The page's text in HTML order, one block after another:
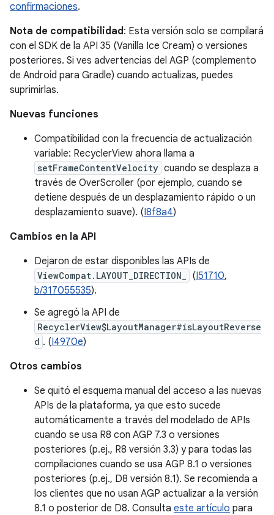
confirmaciones.
Nota de compatibilidad: Esta versión solo se compilará
con el SDK de la API 35 (Vanilla Ice Cream) o versiones
posteriores. Si ves advertencias del AGP (complemento
de Android para Gradle) cuando actualizas, puedes
suprimirlas.
Nuevas funciones
Compatibilidad con la frecuencia de actualización
variable: RecyclerView ahora llama a
setFrameContentVelocity cuando se desplaza a
través de OverScroller (por ejemplo, cuando se
detiene después de un desplazamiento rápido o un
desplazamiento suave). (I8f8a4)
Cambios en la API
Dejaron de estar disponibles las APIs de
ViewCompat.LAYOUT_DIRECTION_ (I51710,
b/317055535).
Se agregó la API de
RecyclerView$LayoutManager#isLayoutReverse
d . (I4970e)
Otros cambios
Se quitó el esquema manual del acceso a las nuevas
APIs de la plataforma, ya que esto sucede
automáticamente a través del modelado de APIs
cuando se usa R8 con AGP 7.3 o versiones
posteriores (p.ej., R8 versión 3.3) y para todas las
compilaciones cuando se usa AGP 8.1 o versiones
posteriores (p.ej., D8 versión 8.1). Se recomienda a
los clientes que no usan AGP actualizar a la versión
8.1 o posterior de D8. Consulta este artículo para